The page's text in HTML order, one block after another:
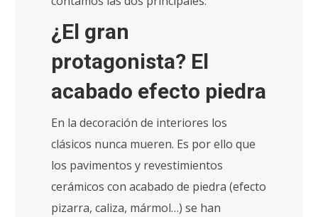
¿El gran
protagonista? El
acabado efecto piedra
En la decoración de interiores los
clásicos nunca mueren. Es por ello que
los pavimentos y revestimientos
cerámicos con acabado de piedra (efecto
pizarra, caliza, mármol…) se han